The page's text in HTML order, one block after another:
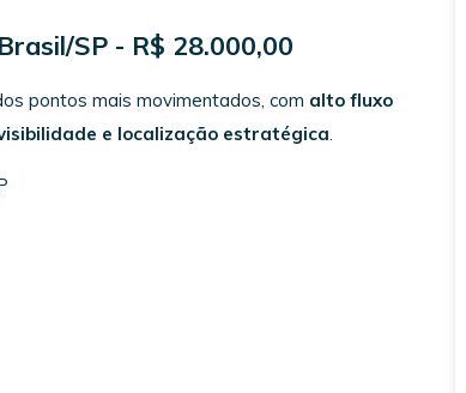
SP - R$ 28.000,00
pontos mais movimentados, com alto fluxo
e localização estratégica